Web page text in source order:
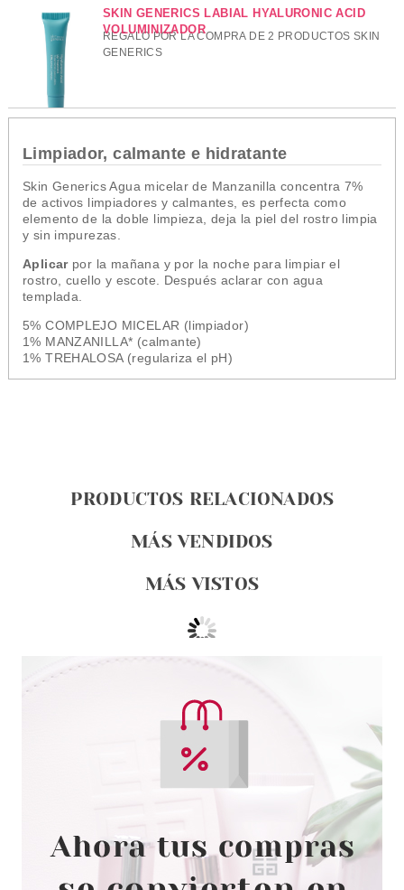
SKIN GENERICS LABIAL HYALURONIC ACID
VOLUMINIZADOR
REGALO POR LA COMPRA DE 2 PRODUCTOS SKIN
GENERICS
Limpiador, calmante e hidratante
Skin Generics Agua micelar de Manzanilla concentra 7%
de activos limpiadores y calmantes, es perfecta como
elemento de la doble limpieza,deja la piel del rostro limpia
y sin impurezas.
Aplicarpor la mañana y por la noche para limpiar el
rostro, cuello y escote. Después aclarar con agua
templada.
5% COMPLEJO MICELAR (limpiador)
1% MANZANILLA* (calmante)
1% TREHALOSA (regulariza el pH)
PRODUCTOS RELACIONADOS
MÁS VENDIDOS
MÁS VISTOS
BABARIA
BABARIA GEL LIMPIADOR
MATIFICANTE PIELES GRASAS /